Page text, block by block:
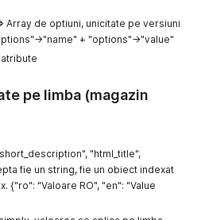
produsului (kg)",
parinte"
de grupare al variantelor de produs"
automat stocul
,
stoc"
Array de optiuni, unicitate pe versiuni
>"name" + "options"->"value"
pe limba (magazin
"html_title",
fie un string, fie un obiect indexat
{"ro": "Valoare RO", "en": "Value